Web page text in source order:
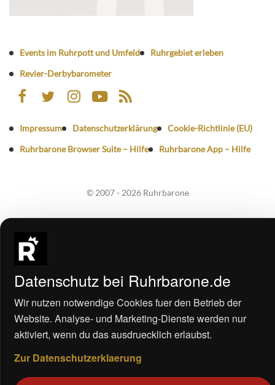
Events im Ruhrpott und Umfeld
Ruhrgebiet erleben
Revier-Derbybarometer
Impressum Datenschutzerklärung
Cookie-Richtlinie (EU)
Ruhrbarone Browser Suite – Hilfe
Ruhrbarone App – Hilfe
© 2007 - 2026 Ruhrbarone
Datenschutz bei Ruhrbarone.de
Wir nutzen notwendige Cookies fuer den Betrieb der
Website. Analyse- und Marketing-Dienste werden nur
aktiviert, wenn du das ausdruecklich erlaubst.
Zur Datenschutzerklaerung